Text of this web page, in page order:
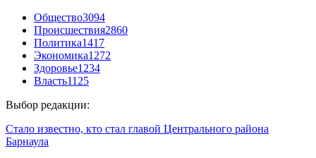
Общество3094
Происшествия2860
Политика1417
Экономика1272
Здоровье1234
Власть1125
Выбор редакции:
Стало известно, кто стал главой Центрального района
Барнаула